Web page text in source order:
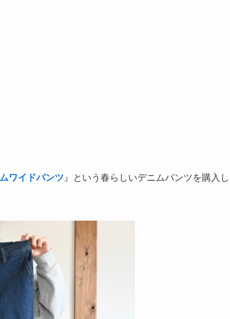
ワイドパンツ 』という春らしいデニムパンツを購入し